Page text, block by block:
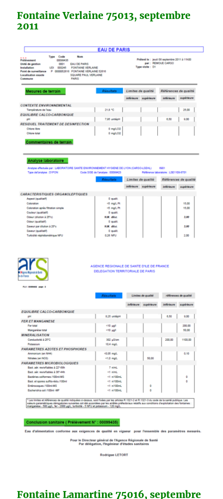
Fontaine Verlaine 75013, septembre
2011
Fontaine Lamartine 75016, septembre